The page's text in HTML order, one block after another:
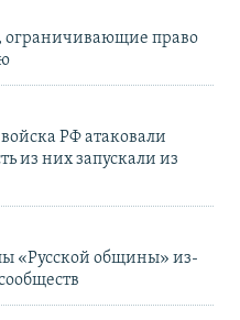
ограничивающие право
РФ атаковали
из них запускали из
«Русской общины» из-